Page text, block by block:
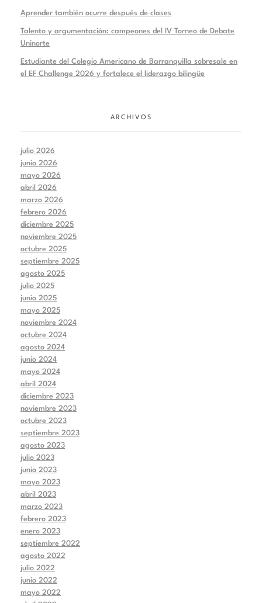
Aprender también ocurre después de clases
Talento y argumentación: campeones del IV Torneo de Debate
Uninorte
Estudiante del Colegio Americano de Barranquilla sobresale en
el EF Challenge 2026 y fortalece el liderazgo bilingüe
ARCHIVOS
julio 2026
junio 2026
mayo 2026
abril 2026
marzo 2026
febrero 2026
diciembre 2025
noviembre 2025
octubre 2025
septiembre 2025
agosto 2025
julio 2025
junio 2025
mayo 2025
noviembre 2024
octubre 2024
agosto 2024
junio 2024
mayo 2024
abril 2024
diciembre 2023
noviembre 2023
octubre 2023
septiembre 2023
agosto 2023
julio 2023
junio 2023
mayo 2023
abril 2023
marzo 2023
febrero 2023
enero 2023
septiembre 2022
agosto 2022
julio 2022
junio 2022
mayo 2022